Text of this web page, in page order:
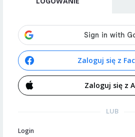
Zaloguj się z
Zaloguj się z
LUB
Login